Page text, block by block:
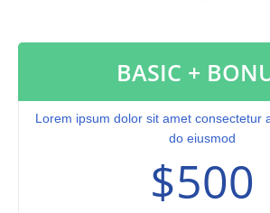
voluptate velit.Lorem ipsum dolor amet
adipisicing elit, sed do eiusmod tempor
dolore magna aliqua. Ut enim ad minim
exercitation ullamco laboris nisi ut
consequat. Duis aute irure dolor in
accusamus et iusto odio dignissimos
praesentium voluptatum. At vero eos et
dignissimos ducimus qui blanditiis
deleniti atque corrupti quos dolores et
BASIC +
Lorem ipsum dolor sit amet consectetur
do eiusmod
$500